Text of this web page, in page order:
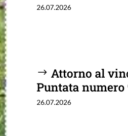
26.07.2026
Attorno al
Puntata numero
26.07.2026